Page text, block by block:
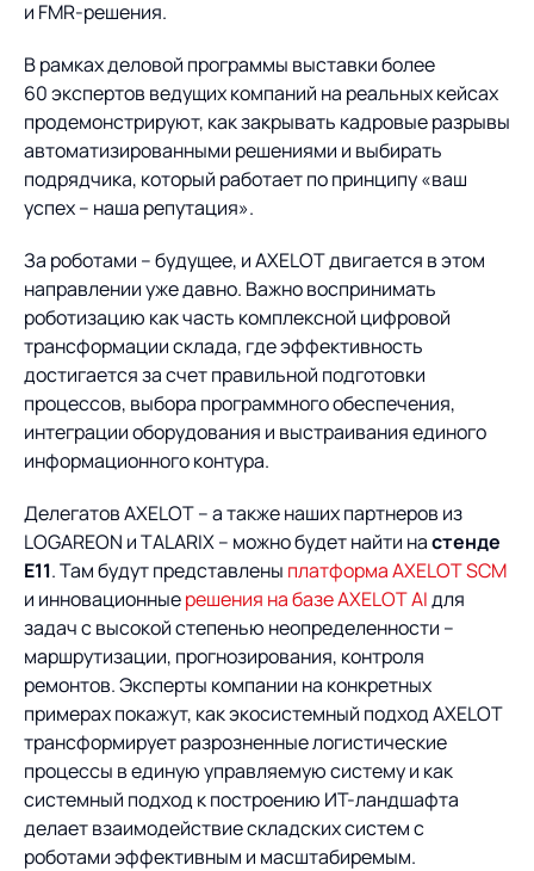
терминалом
Предложение для
учебных заведений
База знаний
База знаний
и FMR-решения.
В рамках деловой программы выставки более
60 экспертов ведущих компаний на реальных кейсах
продемонстрируют, как закрывать кадровые разрывы
автоматизированными решениями и выбирать
подрядчика, который работает по принципу «ваш
успех – наша репутация».
За роботами – будущее, и AXELOT двигается в этом
направлении уже давно. Важно воспринимать
роботизацию как часть комплексной цифровой
трансформации склада, где эффективность
достигается за счет правильной подготовки
процессов, выбора программного обеспечения,
интеграции оборудования и выстраивания единого
информационного контура.
Делегатов AXELOT – а также наших партнеров из
LOGAREON и TALARIX – можно будет найти настенде
Е11. Там будут представлены платформа AXELOT SCM
и инновационныерешения на базе AXELOT AIдля
задач с высокой степенью неопределенности –
маршрутизации, прогнозирования, контроля
ремонтов. Эксперты компании на конкретных
примерах покажут, как экосистемный подход AXELOT
трансформирует разрозненные логистические
процессы в единую управляемую систему и как
системный подход к построению ИТ-ландшафта
делает взаимодействие складских систем с
роботами эффективным и масштабиремым.